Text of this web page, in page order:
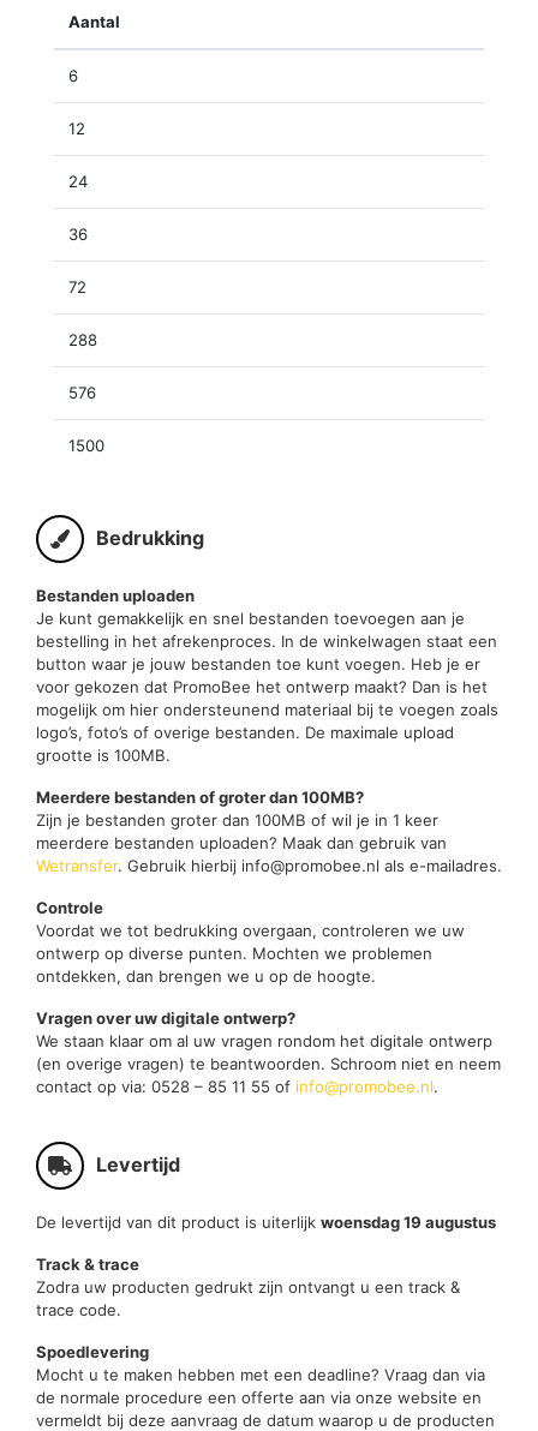
Aantal
6
12
24
36
72
288
576
1500
Bedrukking
Bestanden uploaden
Je kunt gemakkelijk en snel bestanden toevoegen aan je
bestelling in het afrekenproces. In de winkelwagen staat een
button waar je jouw bestanden toe kunt voegen. Heb je er
voor gekozen dat PromoBee het ontwerp maakt? Dan is het
mogelijk om hier ondersteunend materiaal bij te voegen zoals
logo’s, foto’s of overige bestanden. De maximale upload
grootte is 100MB.
Meerdere bestanden of groter dan 100MB?
Zijn je bestanden groter dan 100MB of wil je in 1 keer
meerdere bestanden uploaden? Maak dan gebruik van
Wetransfer. Gebruik hierbij info@promobee.nl als e-mailadres.
Controle
Voordat we tot bedrukking overgaan, controleren we uw
ontwerp op diverse punten. Mochten we problemen
ontdekken, dan brengen we u op de hoogte.
Vragen over uw digitale ontwerp?
We staan klaar om al uw vragen rondom het digitale ontwerp
(en overige vragen) te beantwoorden. Schroom niet en neem
contact op via: 0528 – 85 11 55 of info@promobee.nl.
Levertijd
De levertijd van dit product is uiterlijk woensdag 19 augustus
Track & trace
Zodra uw producten gedrukt zijn ontvangt u een track &
trace code.
Spoedlevering
Mocht u te maken hebben met een deadline? Vraag dan via
de normale procedure een offerte aan via onze website en
vermeldt bij deze aanvraag de datum waarop u de producten